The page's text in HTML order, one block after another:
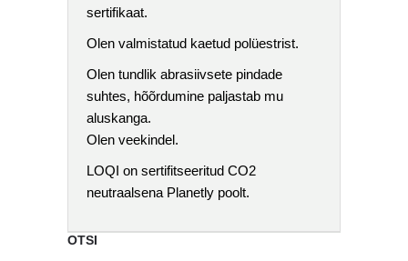
sertifikaat.
Olen valmistatud kaetud polüestrist.
Olen tundlik abrasiivsete pindade
suhtes, hõõrdumine paljastab mu
aluskanga.
Olen veekindel.
LOQI on sertifitseeritud CO2
neutraalsena Planetly poolt.
OTSI